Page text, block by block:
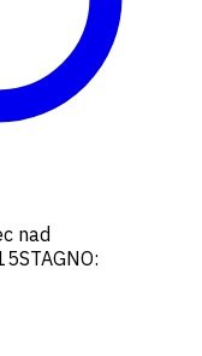
nad
STAGNO: